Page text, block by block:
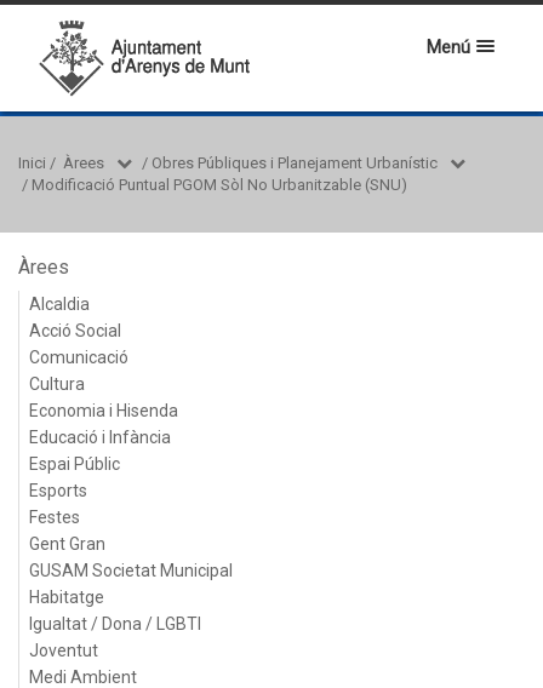
Menú
Inici / Àrees / Obres Públiques i Planejament Urbanístic
/ Modificació Puntual PGOM Sòl No Urbanitzable (SNU)
Àrees
Alcaldia
Acció Social
Comunicació
Cultura
Economia i Hisenda
Educació i Infància
Espai Públic
Esports
Festes
Gent Gran
GUSAM Societat Municipal
Habitatge
Igualtat / Dona / LGBTI
Joventut
Medi Ambient